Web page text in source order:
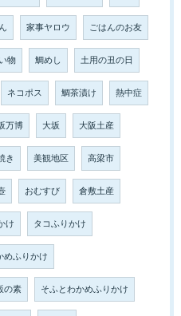
家事ヤロウ ごはんのお友
物 鯛めし 土用の丑の日
ネコポス 鯛茶漬け 熱中症
万博 大坂 大阪土産
き 美観地区 高梁市
おむすび 倉敷土産
け タコふりかけ
めふりかけ
の素 そふとわかめふりかけ